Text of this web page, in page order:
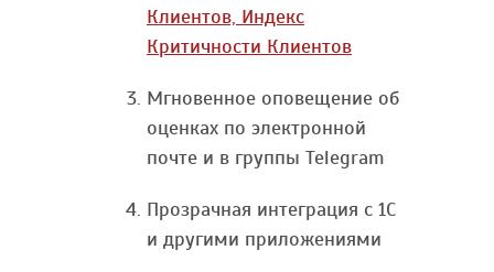
Клиентов, Индекс
Критичности Клиентов
Мгновенное оповещение об
оценках по электронной
почте и в группы Telegram
Прозрачная интеграция с 1С
и другими приложениями